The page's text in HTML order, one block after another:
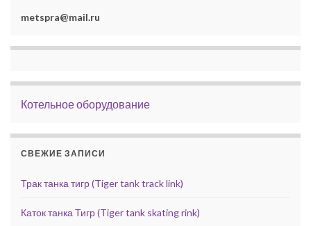
metspra@mail.ru
Котельное оборудование
СВЕЖИЕ ЗАПИСИ
Трак танка тигр (Tiger tank track link)
Каток танка Тигр (Tiger tank skating rink)